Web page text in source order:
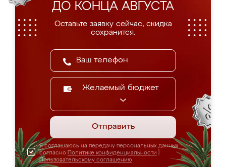
ДО КОНЦА АВГУСТА
Оставьте заявку сейчас, скидка
сохранится.
Желаемый бюджет
Отправить
Я соглашаюсь на передачу персональных данных
согласно Политике конфиденциальности
Пользовательскому соглашению